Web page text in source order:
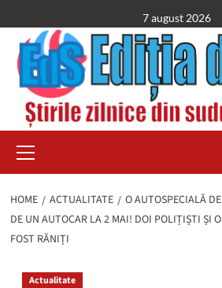
to
content
7 august 2026
Menu
HOME ACTUALITATE
O AUTOSPECIALĂ
DE UN AUTOCAR LA 2 MAI! DOI POLIȚIȘTI ȘI
FOST RĂNIȚI
Actualitate